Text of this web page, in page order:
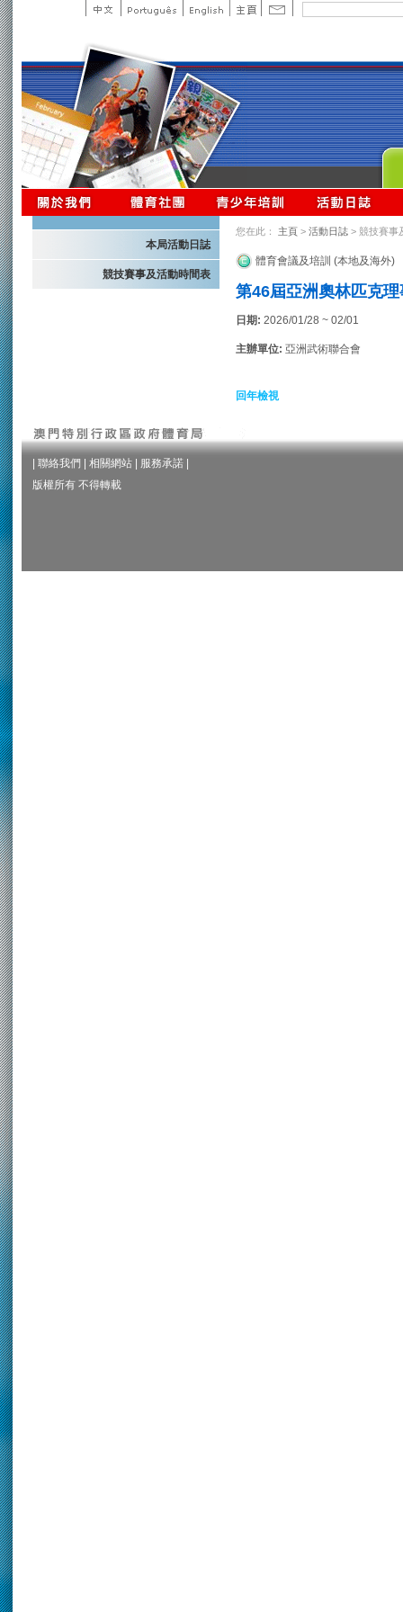
本局活動日誌
競技賽事及活動時間表
您在此： 主頁 > 活動日誌 > 競技賽事
體育會議及培訓 (本地及海外)
第46屆亞洲奧林匹克
日期: 2026/01/28 ~ 02/01
主辦單位: 亞洲武術聯合會
回年檢視
聯絡我們 相關網站 服務承諾
版權所有 不得轉載